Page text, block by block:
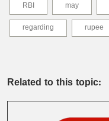
RBI may
regarding
rupee
Related to this topic: